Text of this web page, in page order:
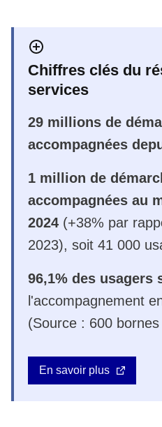
Chiffres clés du
services
29 millions de
accompagnées
1 million de
accompagnées au
2024 (+38% par
2023), soit 41 000
96,1% des usagers
l'accompagnement
(Source : 600
En savoir plus